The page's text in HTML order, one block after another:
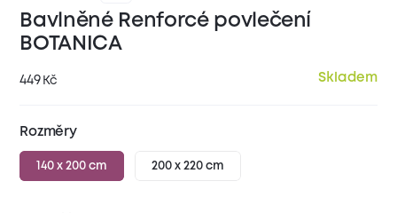
Bavlněné Renforcé povlečení
BOTANICA
449 Kč Skladem
Rozměry
140 x 200 cm 200 x 220 cm